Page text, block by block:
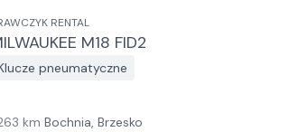
RENTAL
M18 FID2
pneumatyczne
km Bochnia, Brzesko